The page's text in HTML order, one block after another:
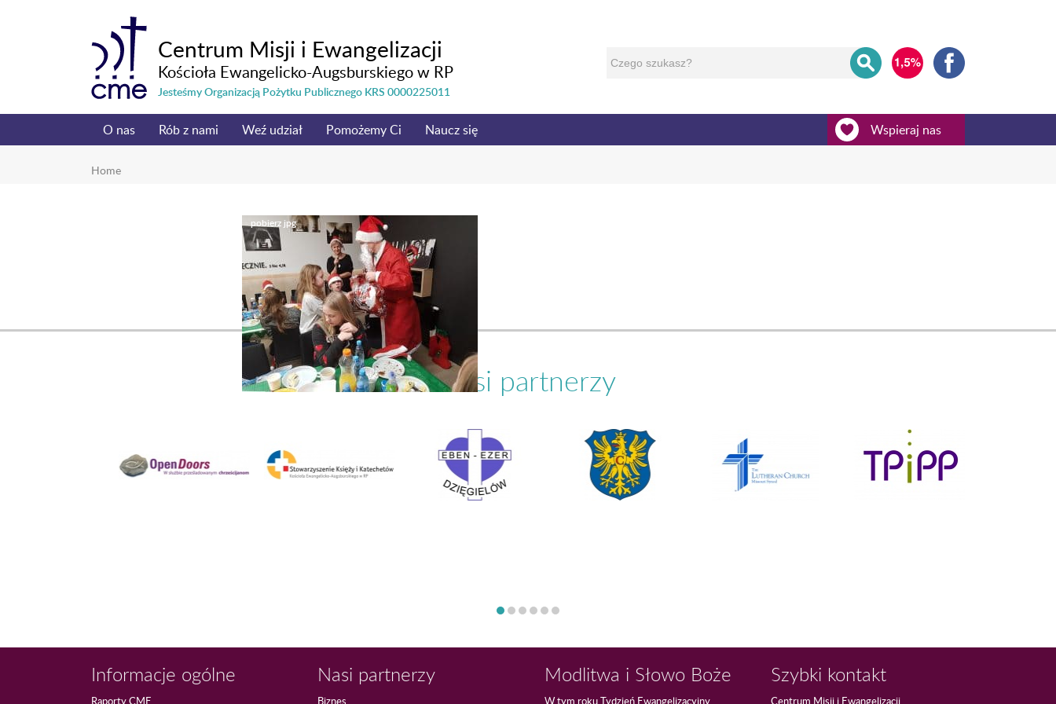
Centrum Misji i Ewangelizacji
Kościoła Ewangelicko-Augsburskiego w RP
Jesteśmy Organizacją Pożytku Publicznego KRS 0000225011
O nas Rób z nami Weź udział Pomożemy Ci Naucz się Wspieraj nas
Home
Nasi partnerzy
Informacje ogólne
Raporty CME
Nasi partnerzy
Biznes
Modlitwa i Słowo Boże
W tym roku Tydzień Ewangelizacyjny
Szybki kontakt
Centrum Misji i Ewangelizacji